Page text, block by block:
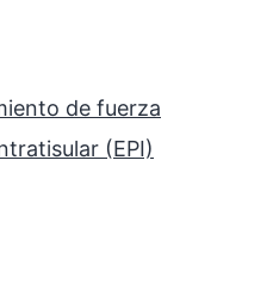
de fuerza
(EPI)